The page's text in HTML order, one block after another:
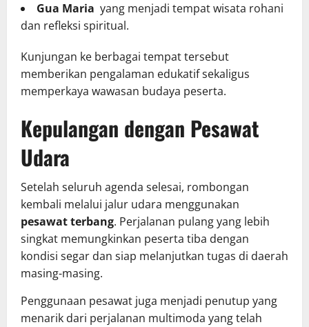
Gua Maria yang menjadi tempat wisata rohani
dan refleksi spiritual.
Kunjungan ke berbagai tempat tersebut
memberikan pengalaman edukatif sekaligus
memperkaya wawasan budaya peserta.
Kepulangan dengan Pesawat
Udara
Setelah seluruh agenda selesai, rombongan
kembali melalui jalur udara menggunakan
pesawat terbang. Perjalanan pulang yang lebih
singkat memungkinkan peserta tiba dengan
kondisi segar dan siap melanjutkan tugas di daerah
masing-masing.
Penggunaan pesawat juga menjadi penutup yang
menarik dari perjalanan multimoda yang telah